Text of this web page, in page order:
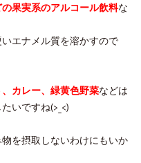
果実系のアルコール飲料な
エナメル質を溶かすので
カレー、緑黄色野菜などは
いですね(>_<)
を摂取しないわけにもいか